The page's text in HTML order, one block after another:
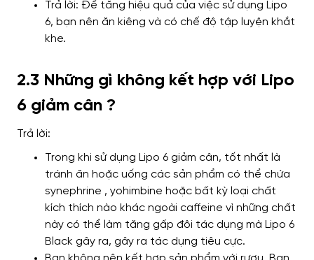
Trả lời: Để tăng hiệu quả của việc sử dụng Lipo
6, bạn nên ăn kiêng và có chế độ tập luyện khắt
khe.
2.3 Những gì không kết hợp với Lipo
6 giảm cân ?
Trả lời:
Trong khi sử dụng Lipo 6 giảm cân, tốt nhất là
tránh ăn hoặc uống các sản phẩm có thể chứa
synephrine , yohimbine hoặc bất kỳ loại chất
kích thích nào khác ngoài caffeine vì những chất
này có thể làm tăng gấp đôi tác dụng mà Lipo 6
Black gây ra, gây ra tác dụng tiêu cực.